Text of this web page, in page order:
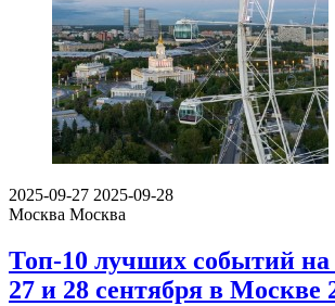
2025-09-27 2025-09-28
Москва Москва
Топ-10 лучших событий
27 и 28 сентября в Москве